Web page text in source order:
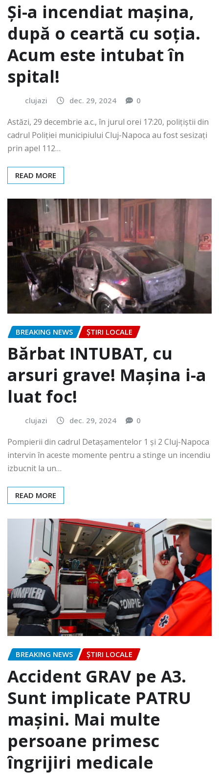
Și-a incendiat mașina,
după o ceartă cu soția.
Acum este intubat în
spital!
clujazi dec. 29, 2024 0
Astăzi, 29 decembrie a.c., în jurul orei 17:20, polițiștii din
cadrul Poliției municipiului Cluj-Napoca au fost sesizați
prin apel 112…
READ MORE
BREAKING NEWS ȘTIRI LOCALE
Bărbat INTUBAT, cu
arsuri grave! Mașina i-a
luat foc!
clujazi dec. 29, 2024 0
Pompierii din cadrul Detașamentelor 1 și 2 Cluj-Napoca
intervin în aceste momente pentru a stinge un incendiu
izbucnit la un…
READ MORE
BREAKING NEWS ȘTIRI LOCALE
Accident GRAV pe A3.
Sunt implicate PATRU
mașini. Mai multe
persoane primesc
îngrijiri medicale